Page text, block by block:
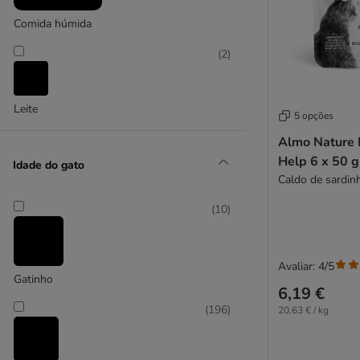
Best Nature
Butcher's
Cat Chow
catz finefood
Crave
Disugual
Almo Nature Holistic
Comida húmida
Leite
(2)
Idade do gato
Gatinho
(10)
(196)
5 opções
Almo Nature
Help 6 x 50 g
Caldo de
6,19 €
20,63 € / kg
Avaliar: 4/5